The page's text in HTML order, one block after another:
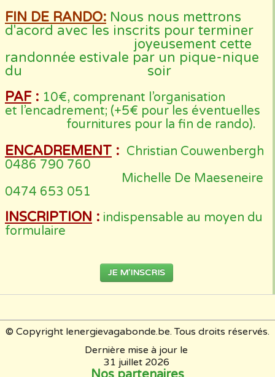
FIN DE RANDO: Nous nous mettrons
d'acord avec les inscrits pour terminer
joyeusement cette
randonnée estivale par un pique-nique
du soir
PAF: 10€, comprenant l’organisation
et l’encadrement; (+5€ pour les éventuelles
fournitures pour la fin de rando).
ENCADREMENT : Christian Couwenbergh
0486 790 760
Michelle De Maeseneire
0474 653 051
INSCRIPTION : indispensable au moyen du
formulaire
JE M'INSCRIS
© Copyright lenergievagabonde.be. Tous droits réservés.
Dernière mise à jour le
31 juillet 2026